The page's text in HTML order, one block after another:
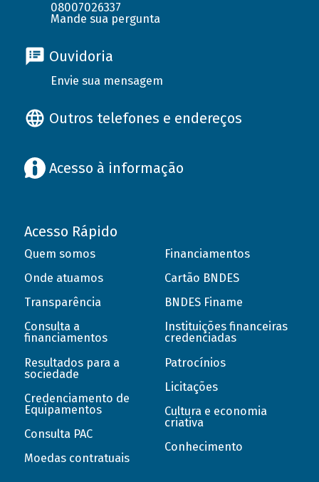
08007026337
Mande sua pergunta
Ouvidoria
Envie sua mensagem
Outros telefones e endereços
Acesso à informação
Acesso Rápido
Quem somos
Onde atuamos
Transparência
Consulta a
financiamentos
Resultados para a
sociedade
Credenciamento de
Equipamentos
Consulta PAC
Moedas contratuais
Financiamentos
Cartão BNDES
BNDES Finame
Instituições financeiras
credenciadas
Patrocínios
Licitações
Cultura e economia
criativa
Conhecimento